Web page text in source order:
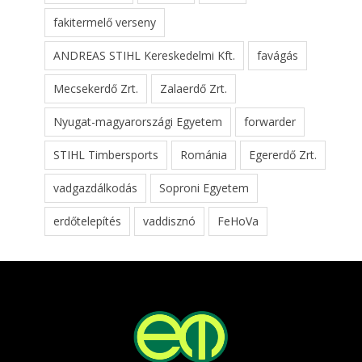
fakitermelő verseny
ANDREAS STIHL Kereskedelmi Kft. favágás
Mecsekerdő Zrt. Zalaerdő Zrt.
Nyugat-magyarországi Egyetem forwarder
STIHL Timbersports Románia Egererdő Zrt.
vadgazdálkodás Soproni Egyetem
erdőtelepítés vaddisznó FeHoVa